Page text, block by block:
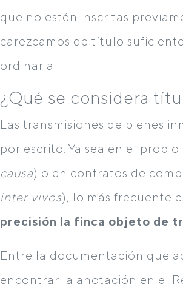
que no estén inscritas
carezcamos de título
ordinaria.
¿Qué se considera
Las transmisiones de bienes
por escrito. Ya sea en el
causa) o en contratos de
inter vivos), lo más frecuente
precisión la finca objeto de
Entre la documentación que
encontrar la anotación en el